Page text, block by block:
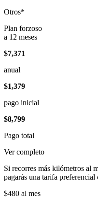
Otros*
Plan forzoso
a 12 meses
$7,371
anual
$1,379
pago inicial
$8,799
Pago total
Ver completo
Si recorres más kilómetros al
pagarás una tarifa preferencial
$480 al mes